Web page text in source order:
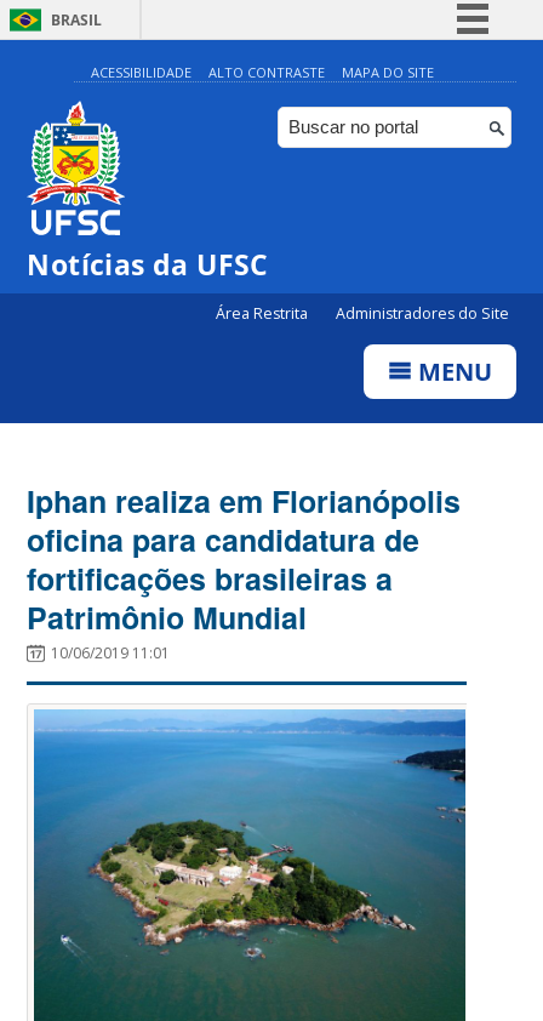
BRASIL
Simplifique!
Comunica BR
Participe
ACESSIBILIDADE ALTO CONTRASTE MAPA DO SITE
Notícias da UFSC
Área Restrita Administradores do Site
MENU
Iphan realiza em Florianópolis
oficina para candidatura de
fortificações brasileiras a
Patrimônio Mundial
10/06/2019 11:01